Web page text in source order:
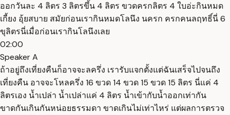
ออกวันละ 4 ลิตร 3 ลิตรขึ้น 4 ลิตร ขวดครกลิตร 4 ใบอ่ะกินหมด
เกี้ยง อุ้ยสบาย สมัยก่อนเรากินหมดโลนึง นครก ครกคนลฤทธิ์นี่ 6
ขุลิตรนี่เมื่อก่อนเรากินโลนึงเลย
02:00
Speaker A
ถ้าอยู่ถึงเที่ยงคืนก็อาจจะลครึ่ง เรารับแจกตั้งแต่ฉันเสร็จไปจนถึง
เที่ยงคืน อาจจะโหลครึ่ง 16 ขวด 14 ขวด 15 ขวด 15 ลิตร นี่แค่ 4
ลิตรเอง น้ำเปล่า น้ำเปล่าแค่ 4 ลิตร น้ำเข้ากับน้ำออกเท่ากัน
ขาดกันเกินกันหน่อยธรรมดา ขาดเกินไม่เท่าไหร่ แต่ผลการตรวจ